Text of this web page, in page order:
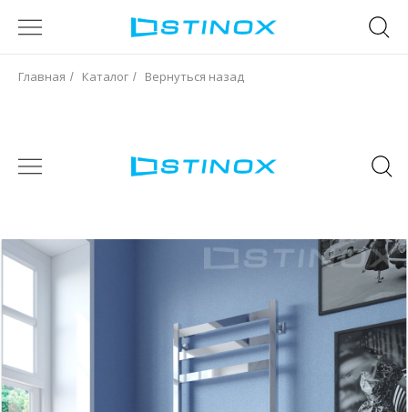
Главная / Каталог / Вернуться назад